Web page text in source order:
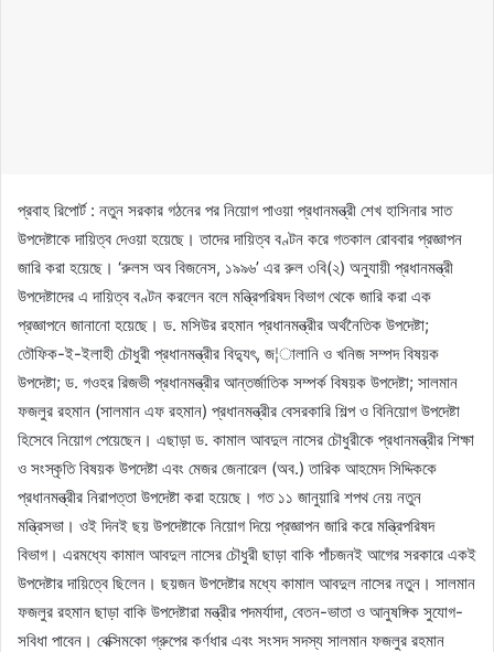
প্রবাহ রিপোর্ট : নতুন সরকার গঠনের পর নিয়োগ পাওয়া প্রধানমন্ত্রী শেখ হাসিনার সাত
উপদেষ্টাকে দায়িত্ব দেওয়া হয়েছে। তাদের দায়িত্ব বণ্টন করে গতকাল রোববার প্রজ্ঞাপন
জারি করা হয়েছে। ‘রুলস অব বিজনেস, ১৯৯৬’ এর রুল ৩বি(২) অনুযায়ী প্রধানমন্ত্রী
উপদেষ্টাদের এ দায়িত্ব বণ্টন করলেন বলে মন্ত্রিপরিষদ বিভাগ থেকে জারি করা এক
প্রজ্ঞাপনে জানানো হয়েছে। ড. মসিউর রহমান প্রধানমন্ত্রীর অর্থনৈতিক উপদেষ্টা;
তৌফিক-ই-ইলাহী চৌধুরী প্রধানমন্ত্রীর বিদ্যুৎ, জ¦ালানি ও খনিজ সম্পদ বিষয়ক
উপদেষ্টা; ড. গওহর রিজভী প্রধানমন্ত্রীর আন্তর্জাতিক সম্পর্ক বিষয়ক উপদেষ্টা; সালমান
ফজলুর রহমান (সালমান এফ রহমান) প্রধানমন্ত্রীর বেসরকারি শিল্প ও বিনিয়োগ উপদেষ্টা
হিসেবে নিয়োগ পেয়েছেন। এছাড়া ড. কামাল আবদুল নাসের চৌধুরীকে প্রধানমন্ত্রীর শিক্ষা
ও সংস্কৃতি বিষয়ক উপদেষ্টা এবং মেজর জেনারেল (অব.) তারিক আহমেদ সিদ্দিককে
প্রধানমন্ত্রীর নিরাপত্তা উপদেষ্টা করা হয়েছে। গত ১১ জানুয়ারি শপথ নেয় নতুন
মন্ত্রিসভা। ওই দিনই ছয় উপদেষ্টাকে নিয়োগ দিয়ে প্রজ্ঞাপন জারি করে মন্ত্রিপরিষদ
বিভাগ। এরমধ্যে কামাল আবদুল নাসের চৌধুরী ছাড়া বাকি পাঁচজনই আগের সরকারে একই
উপদেষ্টার দায়িত্বে ছিলেন। ছয়জন উপদেষ্টার মধ্যে কামাল আবদুল নাসের নতুন। সালমান
ফজলুর রহমান ছাড়া বাকি উপদেষ্টারা মন্ত্রীর পদমর্যাদা, বেতন-ভাতা ও আনুষঙ্গিক সুযোগ-
সবিধা পাবেন। বেক্সিমকো গ্রুপের কর্ণধার এবং সংসদ সদস্য সালমান ফজলুর রহমান